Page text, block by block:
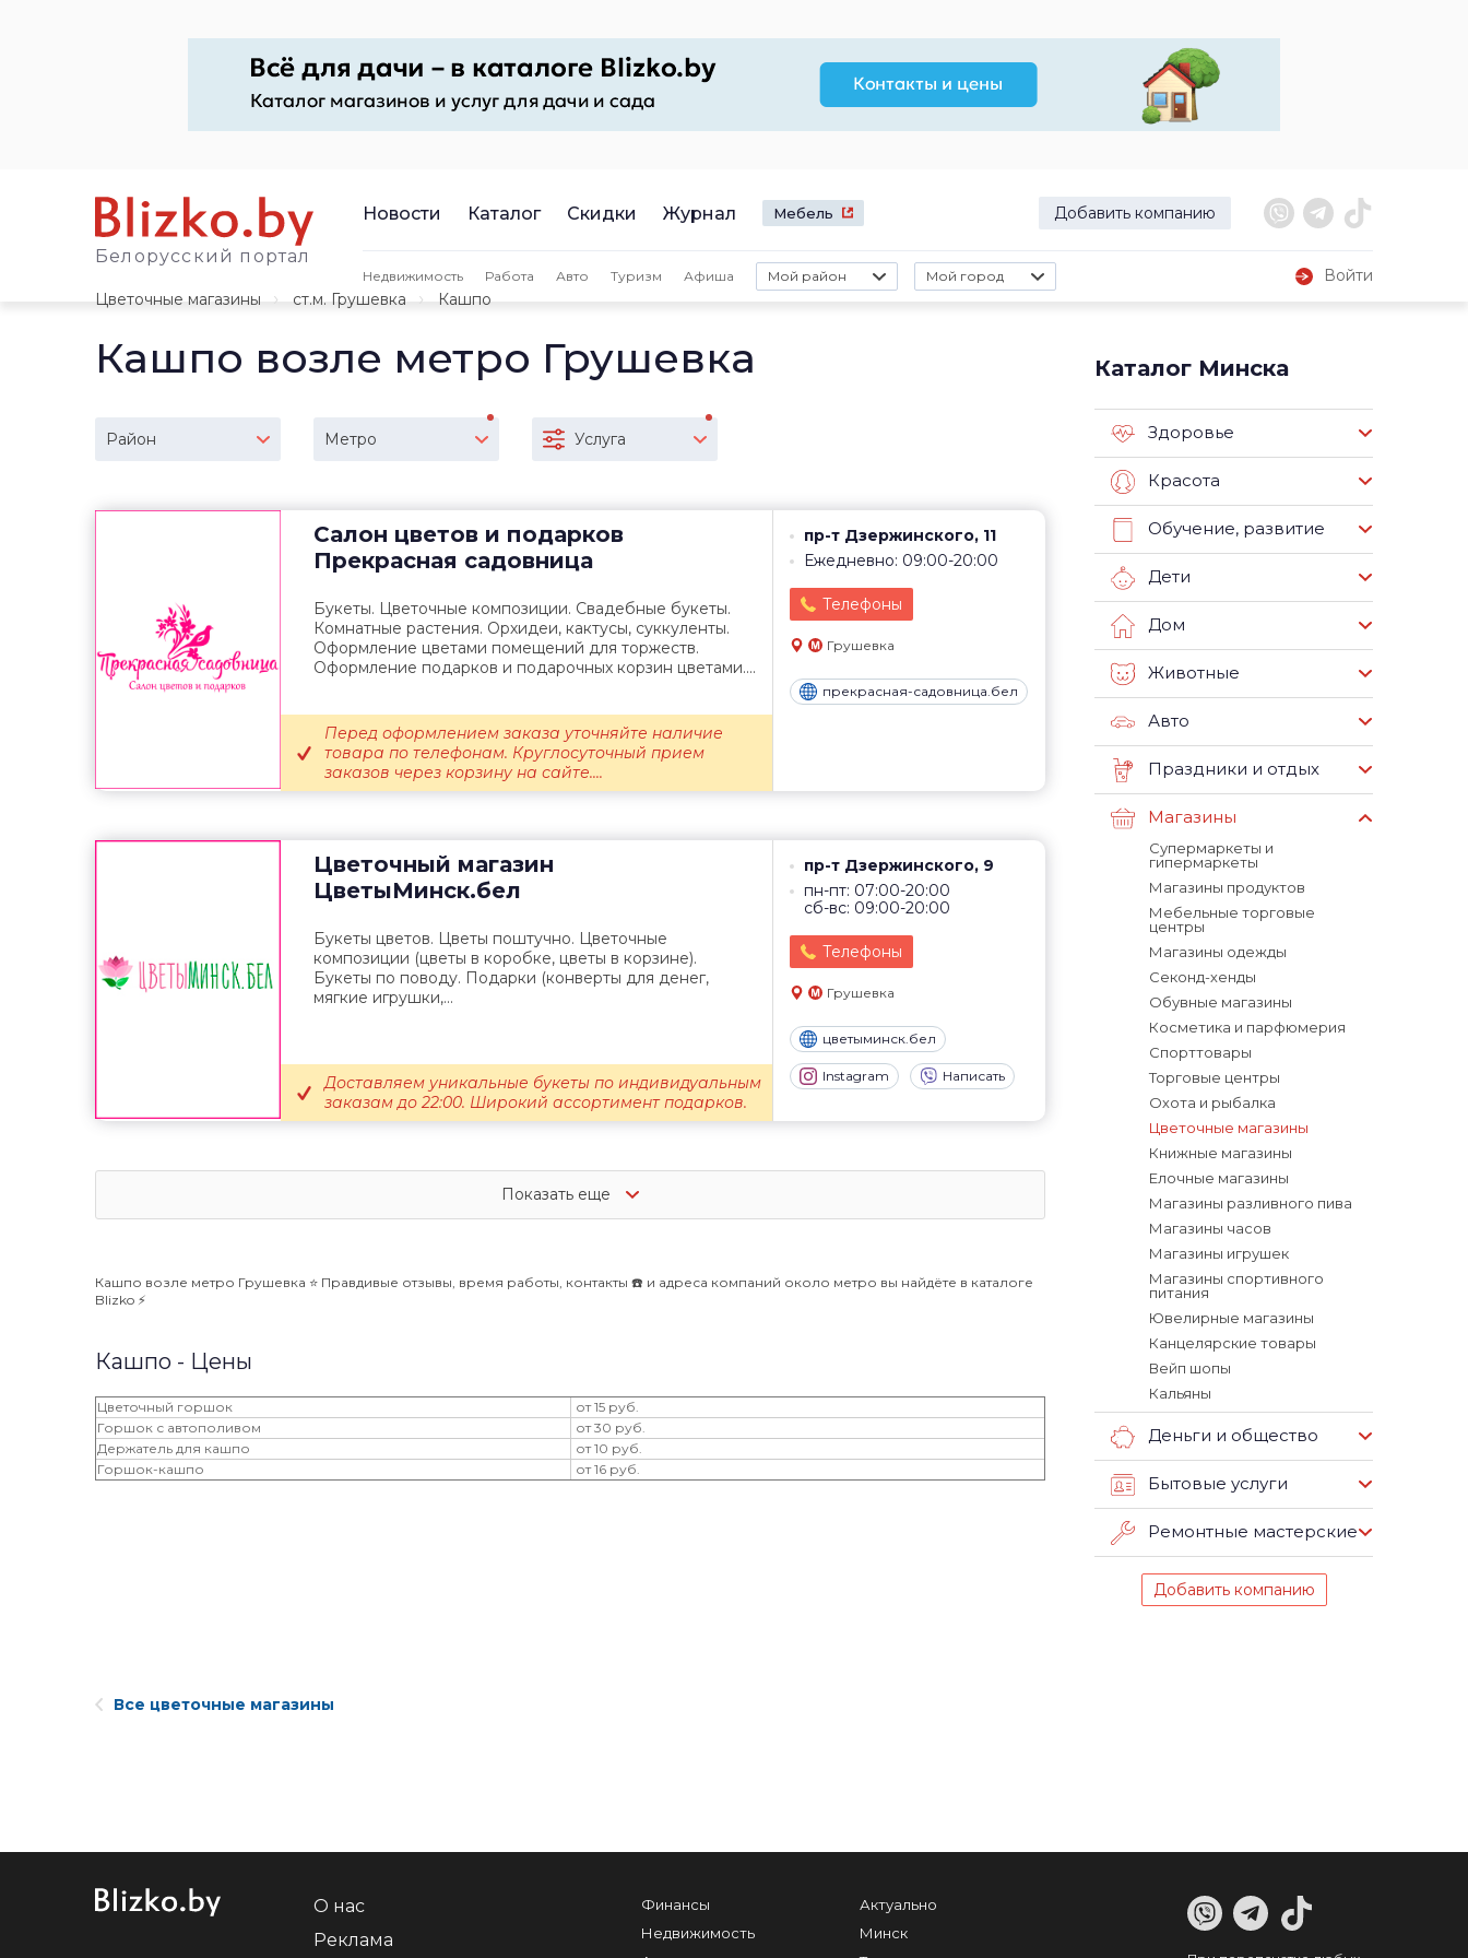
Белорусский портал
Новости Каталог Скидки Журнал Мебель Добавить компанию
Недвижимость Работа Авто Туризм Афиша Мой район Мой город
Войти
Цветочные магазины
ст.м. Грушевка Кашпо
Кашпо возле метро Грушевка
Район Метро Услуга
Салон цветов и подарков
Прекрасная cадовница
пр-т Дзержинского, 11
Ежедневно: 09:00-20:00
Телефоны
Грушевка
прекрасная-садовница.бел
Букеты. Цветочные композиции. Свадебные букеты.
Комнатные растения. Орхидеи, кактусы, суккуленты.
Оформление цветами помещений для торжеств.
Оформление подарков и подарочных корзин цветами....
Перед оформлением заказа уточняйте наличие
товара по телефонам. Круглосуточный прием
заказов через корзину на сайте....
Цветочный магазин
ЦветыМинск.бел
пр-т Дзержинского, 9
пн-пт: 07:00-20:00
сб-вс: 09:00-20:00
Телефоны
Грушевка
цветыминск.бел
Instagram Написать
Букеты цветов. Цветы поштучно. Цветочные
композиции (цветы в коробке, цветы в корзине).
Букеты по поводу. Подарки (конверты для денег,
мягкие игрушки,...
Доставляем уникальные букеты по индивидуальным
заказам до 22:00. Широкий ассортимент подарков.
Показать еще
Кашпо возле метро Грушевка ⭐️ Правдивые отзывы, время работы, контакты ☎️ и адреса компаний около метро вы найдёте в каталоге
Blizko ⚡️
Кашпо - Цены
Цветочный горшок
от 15 руб.
Горшок с автополивом
от 30 руб.
Держатель для кашпо
от 10 руб.
Горшок-кашпо
от 16 руб.
Каталог Минска
Здоровье
Красота
Обучение, развитие
Дети
Дом
Животные
Авто
Праздники и отдых
Магазины
Супермаркеты и
гипермаркеты
Магазины продуктов
Мебельные торговые
центры
Магазины одежды
Секонд-хенды
Обувные магазины
Косметика и парфюмерия
Спорттовары
Торговые центры
Охота и рыбалка
Цветочные магазины
Книжные магазины
Елочные магазины
Магазины разливного пива
Магазины часов
Магазины игрушек
Магазины спортивного
питания
Ювелирные магазины
Канцелярские товары
Вейп шопы
Кальяны
Деньги и общество
Бытовые услуги
Ремонтные мастерские
Добавить компанию
Все цветочные магазины
О нас
Реклама
Финансы
Недвижимость
Актуально
Минск